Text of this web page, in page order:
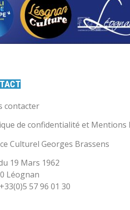
contacter
de confidentialité et Mentions
Culturel Georges Brassens
19 Mars 1962
Léognan
57 96 01 30